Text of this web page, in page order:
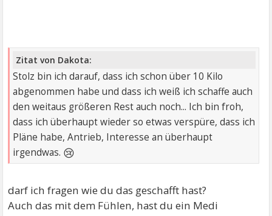
Zitat von Dakota:
Stolz bin ich darauf, dass ich schon über 10 Kilo
abgenommen habe und dass ich weiß ich schaffe auch
den weitaus größeren Rest auch noch... Ich bin froh,
dass ich überhaupt wieder so etwas verspüre, dass ich
Pläne habe, Antrieb, Interesse an überhaupt
irgendwas. 😢
darf ich fragen wie du das geschafft hast?
Auch das mit dem Fühlen, hast du ein Medi